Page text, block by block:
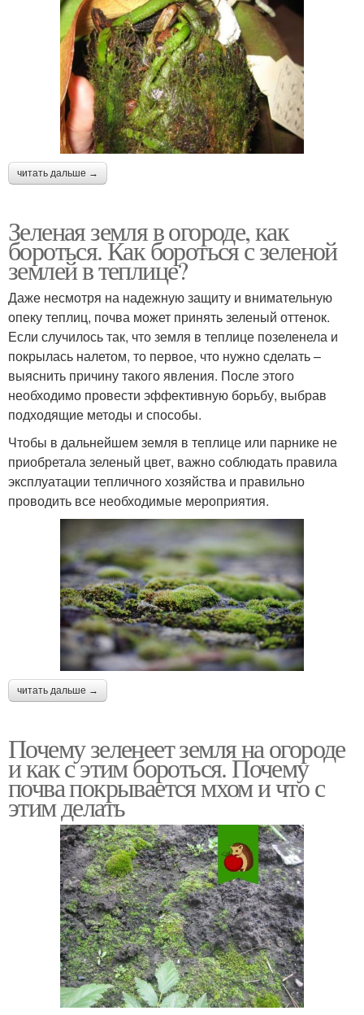
читать дальше →
Зеленая земля в огороде, как
бороться. Как бороться с зеленой
землей в теплице?
Даже несмотря на надежную защиту и внимательную
опеку теплиц, почва может принять зеленый оттенок.
Если случилось так, что земля в теплице позеленела и
покрылась налетом, то первое, что нужно сделать –
выяснить причину такого явления. После этого
необходимо провести эффективную борьбу, выбрав
подходящие методы и способы.
Чтобы в дальнейшем земля в теплице или парнике не
приобретала зеленый цвет, важно соблюдать правила
эксплуатации тепличного хозяйства и правильно
проводить все необходимые мероприятия.
читать дальше →
Почему зеленеет земля на огороде
и как с этим бороться. Почему
почва покрывается мхом и что с
этим делать